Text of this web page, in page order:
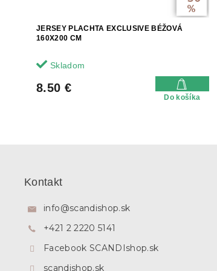
%
JERSEY PLACHTA EXCLUSIVE BÉŽOVÁ
160X200 CM
Skladom
8.50 €
Do košíka
Kontakt
info@scandishop.sk
+421 2 2220 5141
Facebook SCANDIshop.sk
scandishop.sk